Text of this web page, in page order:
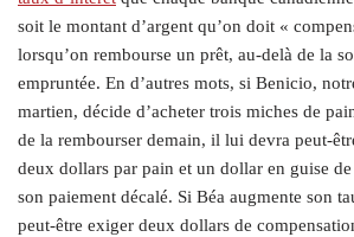
soit le montant d’argent qu’on doit «
lorsqu’on rembourse un prêt, au-delà de la
empruntée. En d’autres mots, si Benicio,
martien, décide d’acheter trois miches de
de la rembourser demain, il lui devra peut-
deux dollars par pain et un dollar en guise
son paiement décalé. Si Béa augmente son
peut-être exiger deux dollars de